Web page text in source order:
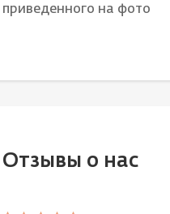
приведенного на фото
Отзывы о нас